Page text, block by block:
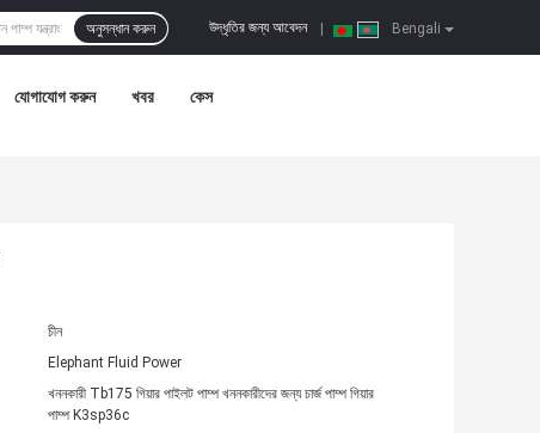
Bengali
উদ্ধৃতির জন্য আবেদন
অনুসন্ধান করুন
যোগাযোগ করুন খবর কেস
চীন
Elephant Fluid Power
খননকারী Tb175 গিয়ার পাইলট পাম্প খননকারীদের জন্য চার্জ পাম্প গিয়ার
পাম্প K3sp36c